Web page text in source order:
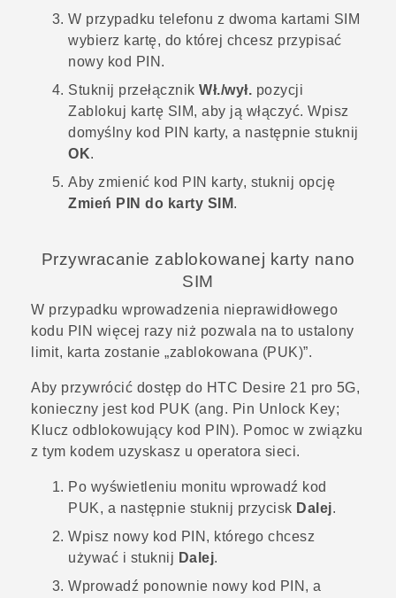
W przypadku telefonu z dwoma kartami SIM
wybierz kartę, do której chcesz przypisać
nowy kod PIN.
Stuknij przełącznik Wł./wył. pozycji
Zablokuj kartę SIM, aby ją włączyć. Wpisz
domyślny kod PIN karty, a następnie stuknij
OK.
Aby zmienić kod PIN karty, stuknij opcję
Zmień PIN do karty SIM.
Przywracanie zablokowanej karty nano
SIM
W przypadku wprowadzenia nieprawidłowego
kodu PIN więcej razy niż pozwala na to ustalony
limit, karta zostanie „zablokowana (PUK)”.
Aby przywrócić dostęp do HTC Desire 21 pro 5G,
konieczny jest kod PUK (ang. Pin Unlock Key;
Klucz odblokowujący kod PIN). Pomoc w związku
z tym kodem uzyskasz u operatora sieci.
Po wyświetleniu monitu wprowadź kod
PUK, a następnie stuknij przycisk Dalej.
Wpisz nowy kod PIN, którego chcesz
używać i stuknij Dalej.
Wprowadź ponownie nowy kod PIN, a